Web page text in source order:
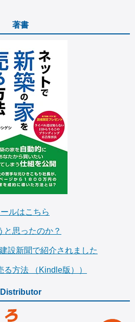
著書
ルはこちら
と思ったのか？
設新聞で紹介されました
方法 （Kindle版））
Distributor